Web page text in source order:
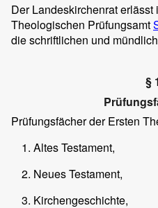
Der Landeskirchenrat
Theologischen Prüfungsamt
die schriftlichen und
§
Prüfungsfächer der Ersten
Altes Testament,
Neues Testament,
Kirchengeschichte,